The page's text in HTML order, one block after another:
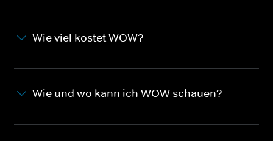
Wie viel kostet WOW?
Wie und wo kann ich WOW schauen?